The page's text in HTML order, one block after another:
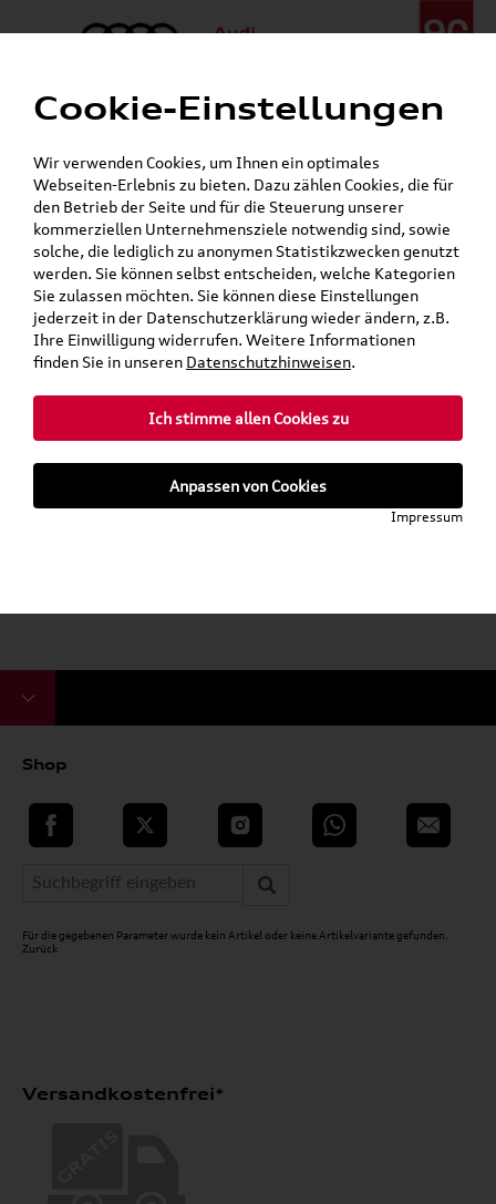
Menü
24h-Pannenhilfe:+49 (0)171 / 870 72 87
Gerade geöffnet
Verkauf:
Mo. - Fr. 08:00 - 19:00 Uhr Sa. 09:00 - 13:00 Uhr
Service:Mo. - Fr. 06:00 - 20:00 Uhr Sa. 08:00 - 13:00 Uhr
Jetzt sparen bei unseren
Dachboxen!
Grundträger zum Schnäppchenpreis
Shop
teilen Twitter Instagram WhatsApp E-Mail
Für die gegebenen Parameter wurde kein Artikel oder keine Artikelvariante gefunden.
Zurück
Versandkostenfrei*
Cookie-Einstellungen
Wir verwenden Cookies, um Ihnen ein optimales
Webseiten-Erlebnis zu bieten. Dazu zählen Cookies, die für
den Betrieb der Seite und für die Steuerung unserer
kommerziellen Unternehmensziele notwendig sind, sowie
solche, die lediglich zu anonymen Statistikzwecken genutzt
werden. Sie können selbst entscheiden, welche Kategorien
Sie zulassen möchten. Sie können diese Einstellungen
jederzeit in der Datenschutzerklärung wieder ändern, z.B.
Ihre Einwilligung widerrufen. Weitere Informationen
finden Sie in unseren Datenschutzhinweisen.
Ich stimme allen Cookies zu
Anpassen von Cookies
Impressum